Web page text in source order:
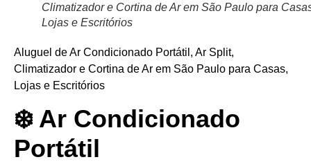
Climatizador e Cortina de Ar em São Paulo para
Lojas e Escritórios
Aluguel de Ar Condicionado Portátil, Ar Split,
Climatizador e Cortina de Ar em São Paulo para Casas,
Lojas e Escritórios
❄️ Ar Condicionado
Portátil